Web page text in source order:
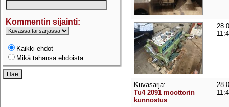
Kommentin sijainti:
Kaikki ehdot
Mikä tahansa ehdoista
Kuvasarja:
Tu4 2091 moottorin
kunnostus